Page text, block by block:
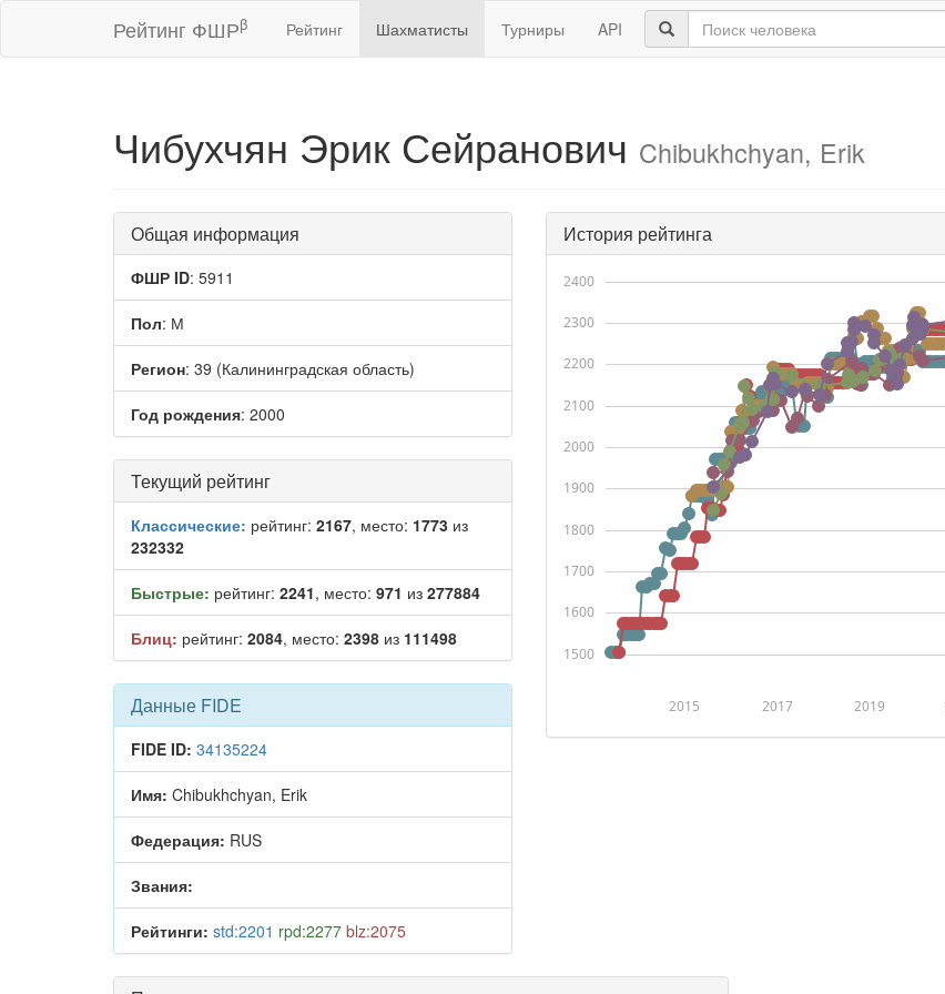
Рейтинг ФШРβ Рейтинг Шахматисты Турниры API
Чибухчян Эрик Сейранович Chibukhchyan, Erik
Общая информация
ФШР ID: 5911
Пол: М
Регион: 39 (Калининградская область)
Год рождения: 2000
Текущий рейтинг
Классические: рейтинг: 2167, место: 1773 из
232332
Быстрые: рейтинг: 2241, место: 971 из 277884
Блиц: рейтинг: 2084, место: 2398 из 111498
Данные FIDE
FIDE ID: 34135224
Имя: Chibukhchyan, Erik
Федерация: RUS
Звания:
Рейтинги: std:2201 rpd:2277 blz:2075
История рейтинга
2015 2017 2019
1500
1600
1700
1800
1900
2000
2100
2200
2300
2400